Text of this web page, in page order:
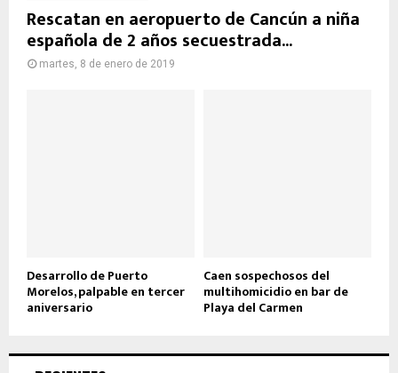
Rescatan en aeropuerto de Cancún a niña
española de 2 años secuestrada...
martes, 8 de enero de 2019
Desarrollo de Puerto
Morelos, palpable en tercer
aniversario
Caen sospechosos del
multihomicidio en bar de
Playa del Carmen